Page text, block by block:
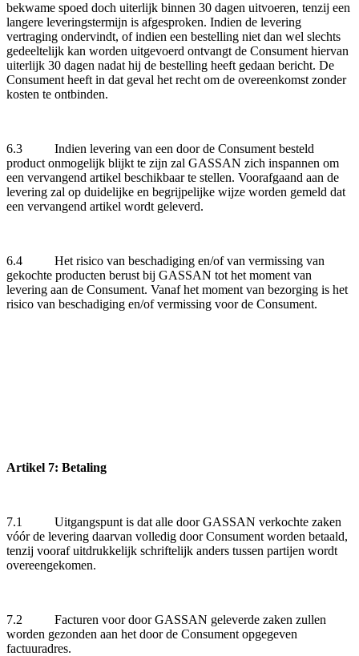
bekwame spoed doch uiterlijk binnen 30 dagen uitvoeren, tenzij een
langere leveringstermijn is afgesproken. Indien de levering
vertraging ondervindt, of indien een bestelling niet dan wel slechts
gedeeltelijk kan worden uitgevoerd ontvangt de Consument hiervan
uiterlijk 30 dagen nadat hij de bestelling heeft gedaan bericht. De
Consument heeft in dat geval het recht om de overeenkomst zonder
kosten te ontbinden.
6.3 Indien levering van een door de Consument besteld
product onmogelijk blijkt te zijn zal GASSAN zich inspannen om
een vervangend artikel beschikbaar te stellen. Voorafgaand aan de
levering zal op duidelijke en begrijpelijke wijze worden gemeld dat
een vervangend artikel wordt geleverd.
6.4 Het risico van beschadiging en/of van vermissing van
gekochte producten berust bij GASSAN tot het moment van
levering aan de Consument. Vanaf het moment van bezorging is het
risico van beschadiging en/of vermissing voor de Consument.
Artikel 7: Betaling
7.1 Uitgangspunt is dat alle door GASSAN verkochte zaken
vóór de levering daarvan volledig door Consument worden betaald,
tenzij vooraf uitdrukkelijk schriftelijk anders tussen partijen wordt
overeengekomen.
7.2 Facturen voor door GASSAN geleverde zaken zullen
worden gezonden aan het door de Consument opgegeven
factuuradres.